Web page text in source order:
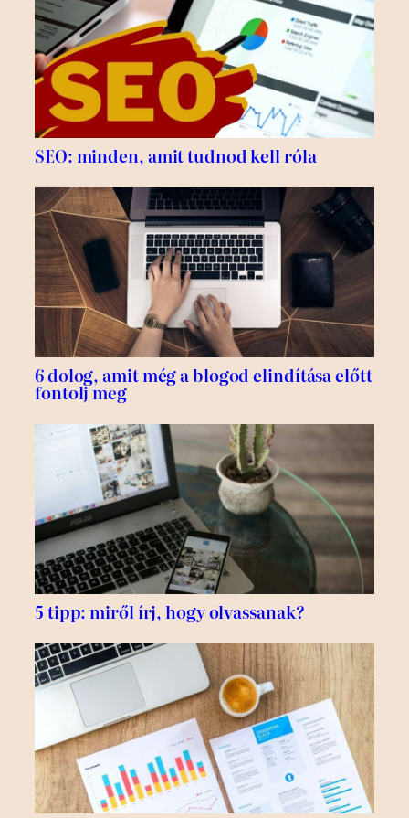
SEO: minden, amit tudnod kell róla
6 dolog, amit még a blogod elindítása előtt
fontolj meg
5 tipp: miről írj, hogy olvassanak?